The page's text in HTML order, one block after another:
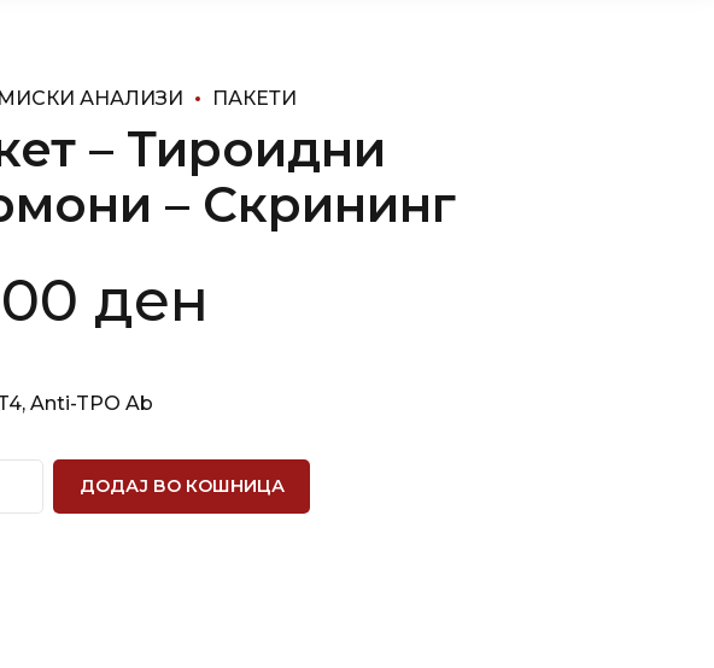
АНАЛИЗИ ПАКЕТИ
– Тироидни
– Скрининг
ден
Anti-TPO Ab
ДОДАЈ ВО КОШНИЦА